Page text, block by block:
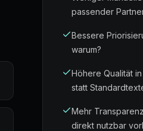
passender
Bessere
warum?
Höhere Qualität
statt
Mehr
direkt nutzbar